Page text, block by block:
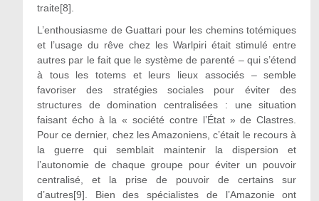
traite[8].
L’enthousiasme de Guattari pour les chemins totémiques
et l’usage du rêve chez les Warlpiri était stimulé entre
autres par le fait que le système de parenté – qui s’étend
à tous les totems et leurs lieux associés – semble
favoriser des stratégies sociales pour éviter des
structures de domination centralisées : une situation
faisant écho à la « société contre l’État » de Clastres.
Pour ce dernier, chez les Amazoniens, c’était le recours à
la guerre qui semblait maintenir la dispersion et
l’autonomie de chaque groupe pour éviter un pouvoir
centralisé, et la prise de pouvoir de certains sur
d’autres[9]. Bien des spécialistes de l’Amazonie ont